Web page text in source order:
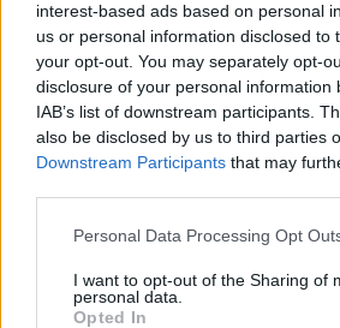
interest-based ads based on personal
us or personal information disclosed to
your opt-out. You may separately opt-
disclosure of your personal information
IAB’s list of downstream participants.
also be disclosed by us to third parties
Downstream Participants that may
Personal Data Processing Opt
I want to opt-out of the Sharing of
personal data.
Opted In
ΠΕΡΙΣΣΟΤΕΡΑ ΣΤΗΝ
Βραδιά
Αριστεία και
Μαρούσι
09 Ιουνίου 2026
Εθελοντές του ΕΕΣ προσέφεραν
πρώτες βοήθειες σε θύμα